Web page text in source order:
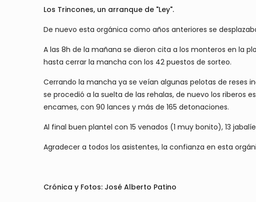
Los Trincones, un arranque de "Ley".
De nuevo esta orgánica como años anteriores se
A las 8h de la mañana se dieron cita a los monteros en la
hasta cerrar la mancha con los 42 puestos de sorteo.
Cerrando la mancha ya se veían algunas pelotas de reses
se procedió a la suelta de las rehalas, de nuevo los riberos
encames, con 90 lances y más de 165 detonaciones.
Al final buen plantel con 15 venados (1 muy bonito), 13
Agradecer a todos los asistentes, la confianza en esta
Crónica y Fotos: José Alberto Patino